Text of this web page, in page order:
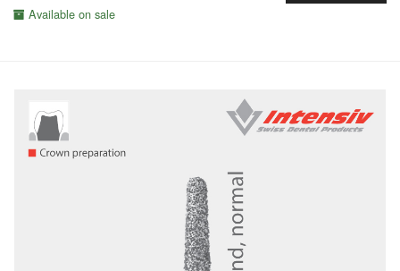
Available on sale